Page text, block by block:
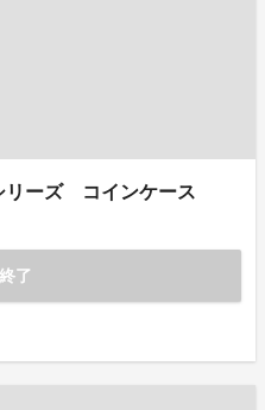
リーズ コインケース
了